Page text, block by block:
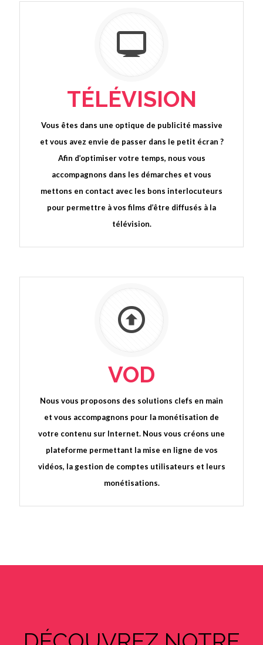
TÉLÉVISION
Vous êtes dans une optique de publicité massive
et vous avez envie de passer dans le petit écran ?
Afin d’optimiser votre temps, nous vous
accompagnons dans les démarches et vous
mettons en contact avec les bons interlocuteurs
pour permettre à vos films d’être diffusés à la
télévision.
VOD
Nous vous proposons des solutions clefs en main
et vous accompagnons pour la monétisation de
votre contenu sur Internet. Nous vous créons une
plateforme permettant la mise en ligne de vos
vidéos, la gestion de comptes utilisateurs et leurs
monétisations.